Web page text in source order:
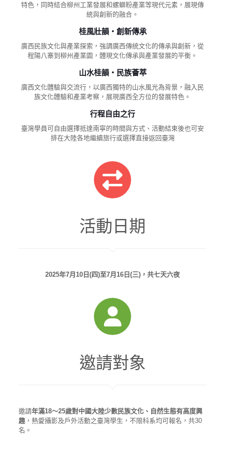
特色，同時結合柳州工業發展和螺螄粉產業等現代元素，展現傳
統與創新的融合。
桂風壯韻・創新傳承
廣西民族文化與產業探索，強調廣西傳統文化的傳承與創新，從
程陽八寨到柳州產業園，體現文化傳承與產業發展的平衡。
山水桂韻・民族薈萃
廣西文化體驗與交流行，以廣西獨特的山水風光為背景，融入民
族文化體驗和產業考察，展現廣西全方位的發展特色。
行程自由之行
臺灣學員可自由選擇抵達南寧的時間與方式、活動結束後也可安
排在大陸各地繼續旅行或選擇直接返回臺灣
活動日期
2025年7月 10 日 (四)至7月 16 日 (三) ，共七天六夜
邀請對象
邀請年滿18～25歲對中國大陸少數民族文化、自然生態有高度興
趣，熱愛攝影及戶外活動之臺灣學生，不限科系均可報名，共30
名。